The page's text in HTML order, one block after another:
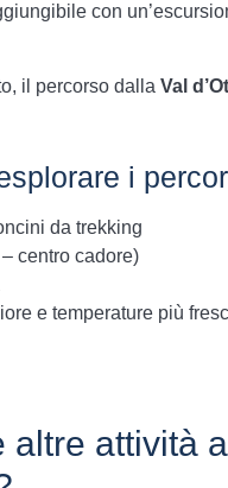
con
il percorso dalla Val
i
da trekking
centro cadore)
e temperature più
attività